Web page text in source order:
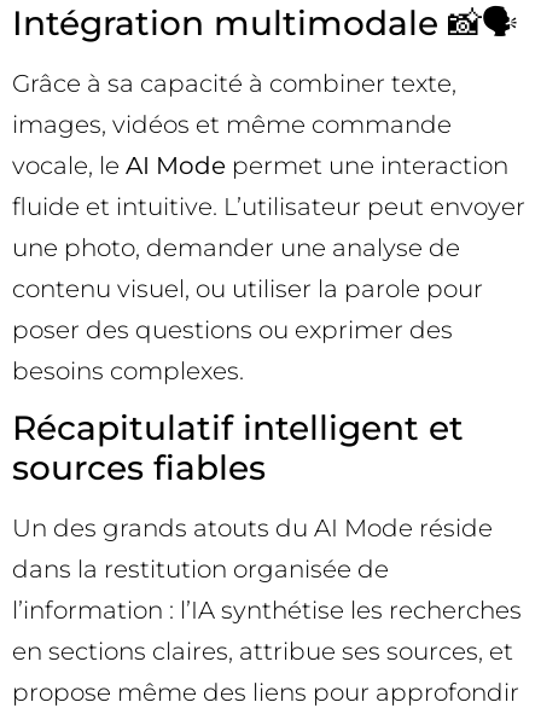
Intégration multimodale 📸🗣️
Grâce à sa capacité à combiner texte,
images, vidéos et même commande
vocale, le AI Mode permet une interaction
fluide et intuitive. L’utilisateur peut envoyer
une photo, demander une analyse de
contenu visuel, ou utiliser la parole pour
poser des questions ou exprimer des
besoins complexes.
Récapitulatif intelligent et
sources fiables
Un des grands atouts du AI Mode réside
dans la restitution organisée de
l’information : l’IA synthétise les recherches
en sections claires, attribue ses sources, et
propose même des liens pour approfondir